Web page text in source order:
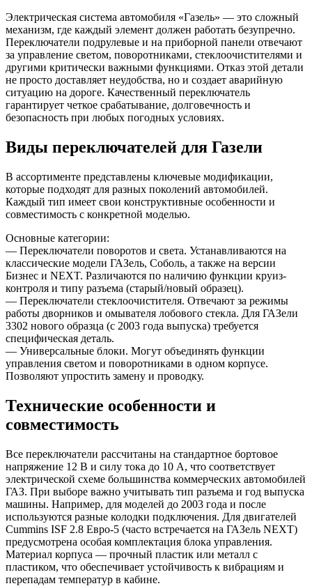
Электрическая система автомобиля «Газель» — это сложный
механизм, где каждый элемент должен работать безупречно.
Переключатели подрулевые и на приборной панели отвечают
за управление светом, поворотниками, стеклоочистителями и
другими критически важными функциями. Отказ этой детали
не просто доставляет неудобства, но и создает аварийную
ситуацию на дороге. Качественный переключатель
гарантирует четкое срабатывание, долговечность и
безопасность при любых погодных условиях.
Виды переключателей для Газели
В ассортименте представлены ключевые модификации,
которые подходят для разных поколений автомобилей.
Каждый тип имеет свои конструктивные особенности и
совместимость с конкретной моделью.
Основные категории:
— Переключатели поворотов и света. Устанавливаются на
классические модели ГАЗель, Соболь, а также на версии
Бизнес и NEXT. Различаются по наличию функции круиз-
контроля и типу разъема (старый/новый образец).
— Переключатели стеклоочистителя. Отвечают за режимы
работы дворников и омывателя лобового стекла. Для ГАЗели
3302 нового образца (с 2003 года выпуска) требуется
специфическая деталь.
— Универсальные блоки. Могут объединять функции
управления светом и поворотниками в одном корпусе.
Позволяют упростить замену и проводку.
Технические особенности и
совместимость
Все переключатели рассчитаны на стандартное бортовое
напряжение 12 В и силу тока до 10 А, что соответствует
электрической схеме большинства коммерческих автомобилей
ГАЗ. При выборе важно учитывать тип разъема и год выпуска
машины. Например, для моделей до 2003 года и после
используются разные колодки подключения. Для двигателей
Cummins ISF 2.8 Евро-5 (часто встречается на ГАЗель NEXT)
предусмотрена особая комплектация блока управления.
Материал корпуса — прочный пластик или металл с
пластиком, что обеспечивает устойчивость к вибрациям и
перепадам температур в кабине.